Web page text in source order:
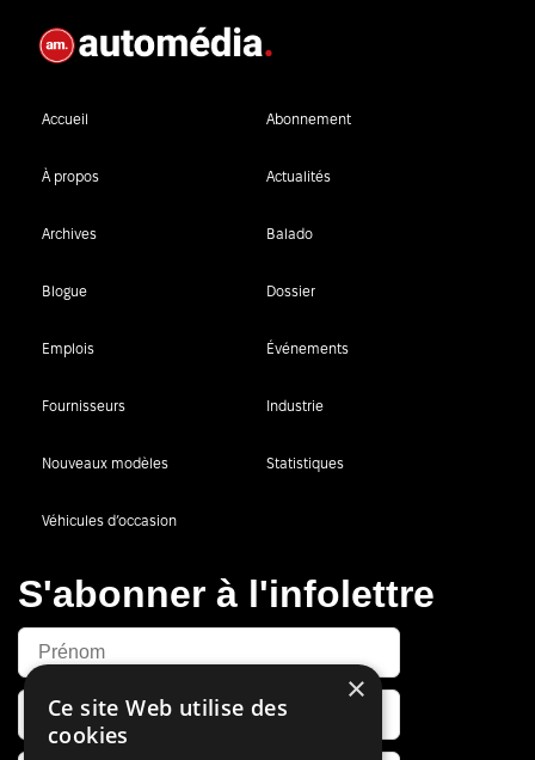
Accueil Abonnement
À propos Actualités
Archives Balado
Blogue Dossier
Emplois Événements
Fournisseurs Industrie
Nouveaux modèles Statistiques
Véhicules d’occasion
S'abonner à l'infolettre
×
Ce site Web utilise des
cookies